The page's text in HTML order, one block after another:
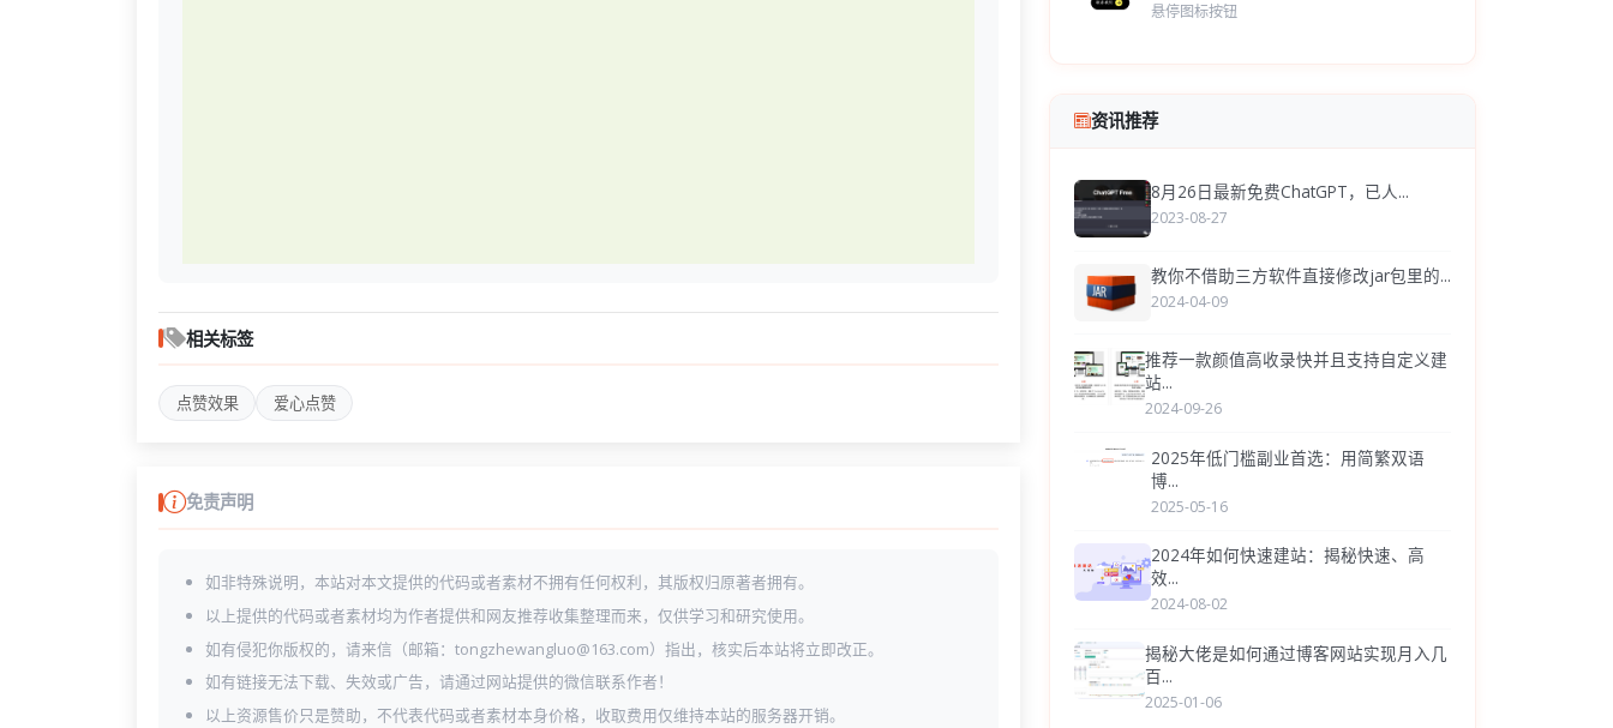
相关标签
点赞效果 爱心点赞
免责声明
如非特殊说明，本站对本文提供的代码或者素材不拥有任何权利，其版权归原著者拥有。
以上提供的代码或者素材均为作者提供和网友推荐收集整理而来，仅供学习和研究使用。
如有侵犯你版权的，请来信（邮箱：tongzhewangluo@163.com）指出，核实后本站将立即改正。
如有链接无法下载、失效或广告，请通过网站提供的微信联系作者！
以上资源售价只是赞助，不代表代码或者素材本身价格，收取费用仅维持本站的服务器开销。
悬停图标按钮
资讯推荐
8月26日最新免费ChatGPT，已人...
2023-08-27
教你不借助三方软件直接修改jar包里的...
2024-04-09
推荐一款颜值高收录快并且支持自定义建
站...
2024-09-26
2025年低门槛副业首选：用简繁双语
博...
2025-05-16
2024年如何快速建站：揭秘快速、高
效...
2024-08-02
揭秘大佬是如何通过博客网站实现月入几
百...
2025-01-06